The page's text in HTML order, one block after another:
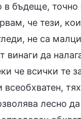
в бъдеще, точно
че тези,
не са
винаги да
че всички те
лесно